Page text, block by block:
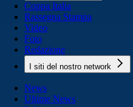
Coppa Italia
Rassegna Stampa
Video
Foto
Redazione
I siti del nostro network
News
Ultime News